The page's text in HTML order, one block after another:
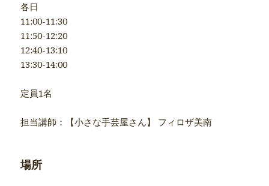
各日
11:00-11:30
11:50-12:20
12:40-13:10
13:30-14:00
定員1名
担当講師：【小さな手芸屋さん】 フィロザ美南
場所